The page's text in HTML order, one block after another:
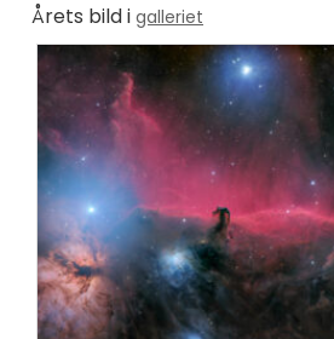
Årets bild i galleriet